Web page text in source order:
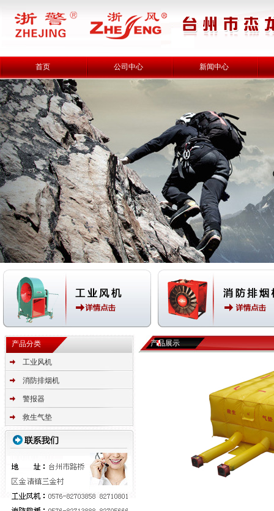
首页 公司中心 新闻中心
产品分类
工业风机
消防排烟机
警报器
救生气垫
产品展示